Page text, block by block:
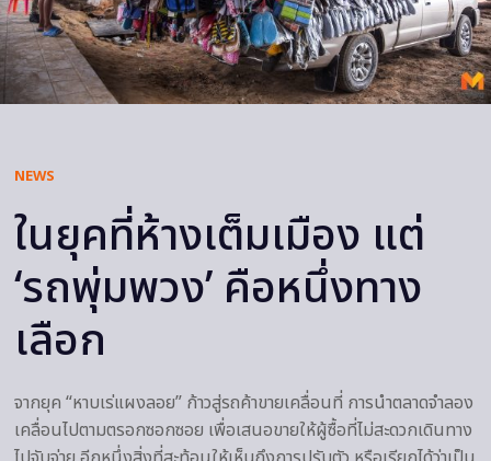
NEWS
ในยุคที่ห้างเต็มเมือง แต่
‘รถพุ่มพวง’ คือหนึ่งทาง
เลือก
จากยุค “หาบเร่แผงลอย” ก้าวสู่รถค้าขายเคลื่อนที่ การนำตลาดจำลอง
เคลื่อนไปตามตรอกซอกซอย เพื่อเสนอขายให้ผู้ซื้อที่ไม่สะดวกเดินทาง